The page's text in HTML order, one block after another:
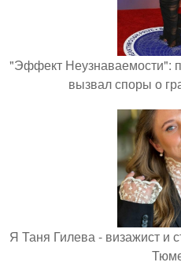
"Эффект Неузнаваемости":
вызвал споры о
Я Таня Гилева - визажист и